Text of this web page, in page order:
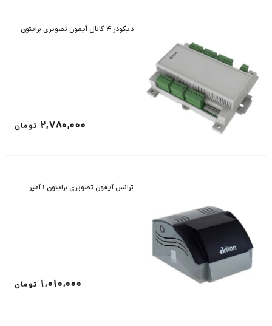
دیکودر 4 کانال آیفون تصویری برایتون
2,780,000 تومان
ترانس آیفون تصویری برایتون 1 آمپر
1,010,000 تومان